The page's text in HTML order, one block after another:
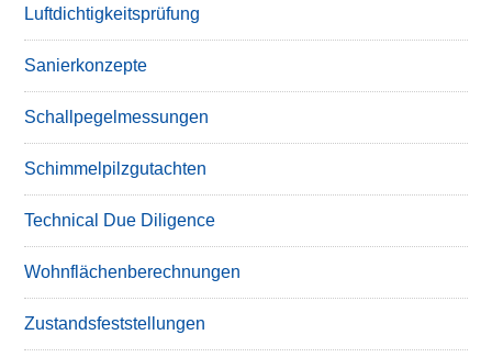
Luftdichtigkeitsprüfung
Sanierkonzepte
Schallpegelmessungen
Schimmelpilzgutachten
Technical Due Diligence
Wohnflächenberechnungen
Zustandsfeststellungen